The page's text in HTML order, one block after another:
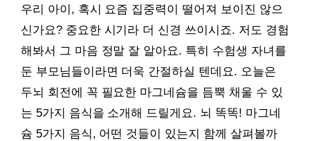
우리 아이, 혹시 요즘 집중력이 떨어져 보이진 않으
신가요? 중요한 시기라 더 신경 쓰이시죠. 저도 경험
해봐서 그 마음 정말 잘 알아요. 특히 수험생 자녀를
둔 부모님들이라면 더욱 간절하실 텐데요. 오늘은
두뇌 회전에 꼭 필요한 마그네슘을 듬뿍 채울 수 있
는 5가지 음식을 소개해 드릴게요. 뇌 똑똑! 마그네
슘 5가지 음식, 어떤 것들이 있는지 함께 살펴볼까